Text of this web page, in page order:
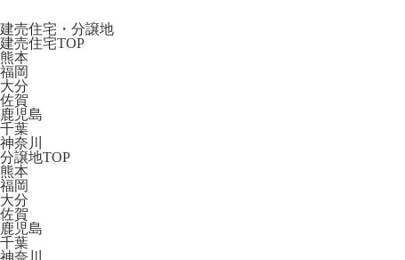
建売住宅・分譲地
建売住宅TOP
熊本
福岡
大分
佐賀
鹿児島
千葉
神奈川
分譲地TOP
熊本
福岡
大分
佐賀
鹿児島
千葉
神奈川